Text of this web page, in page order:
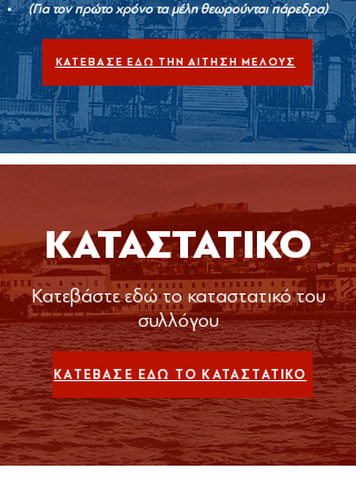
(Για τον πρώτο χρόνο τα μέλη θεωρούνται πάρεδρα)
ΚΑΤΕΒΑΣΕ ΕΔΩ ΤΗΝ ΑΙΤΗΣΗ ΜΕΛΟΥΣ
ΚΑΤΑΣΤΑΤΙΚΟ
Κατεβάστε εδώ το καταστατικό του
συλλόγου
ΚΑΤΕΒΑΣΕ ΕΔΩ ΤΟ ΚΑΤΑΣΤΑΤΙΚΟ